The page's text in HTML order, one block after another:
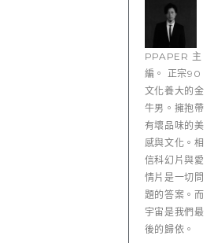
PPAPER 主
編。 正宗90
文化養大的金
牛男。擁抱帶
有壞品味的美
感與文化。相
信科幻片與愛
情片是一切問
題的答案。而
宇宙是我們最
後的歸依。